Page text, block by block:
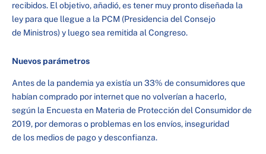
recibidos. El objetivo, añadió, es tener muy pronto diseñada la
ley para que llegue a la PCM (Presidencia del Consejo
de Ministros) y luego sea remitida al Congreso.
Nuevos parámetros
Antes de la pandemia ya existía un 33% de consumidores que
habían comprado por internet que no volverían a hacerlo,
según la Encuesta en Materia de Protección del Consumidor de
2019, por demoras o problemas en los envíos, inseguridad
de los medios de pago y desconfianza.